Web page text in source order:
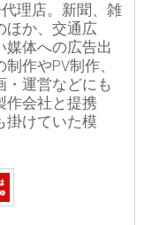
理店。新聞、雑
ほか、交通広
媒体への広告出
作やPV制作、
・運営などにも
作会社と提携
掛けていた模